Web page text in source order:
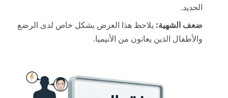
الحديد.
ضعف الشهية: يلاحظ هذا العرض بشكل خاص لدى الرضع
والأطفال الذين يعانون من الأنيميا.